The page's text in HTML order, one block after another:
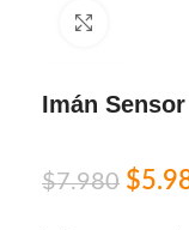
Imán
$7.980 $